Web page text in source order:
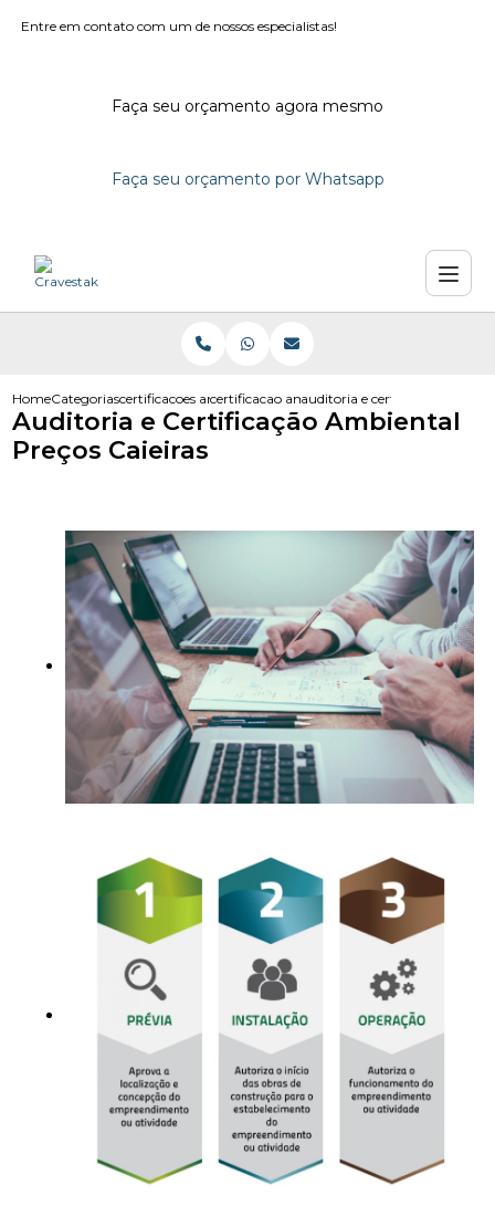
Entre em contato com um de nossos especialistas!
Faça seu orçamento agora mesmo
Faça seu orçamento por Whatsapp
HomeCategoriascertificacoes ambientaiscertificacao ambiental iso 14001
auditoria e certificacao
Auditoria e Certificação Ambiental
Preços Caieiras